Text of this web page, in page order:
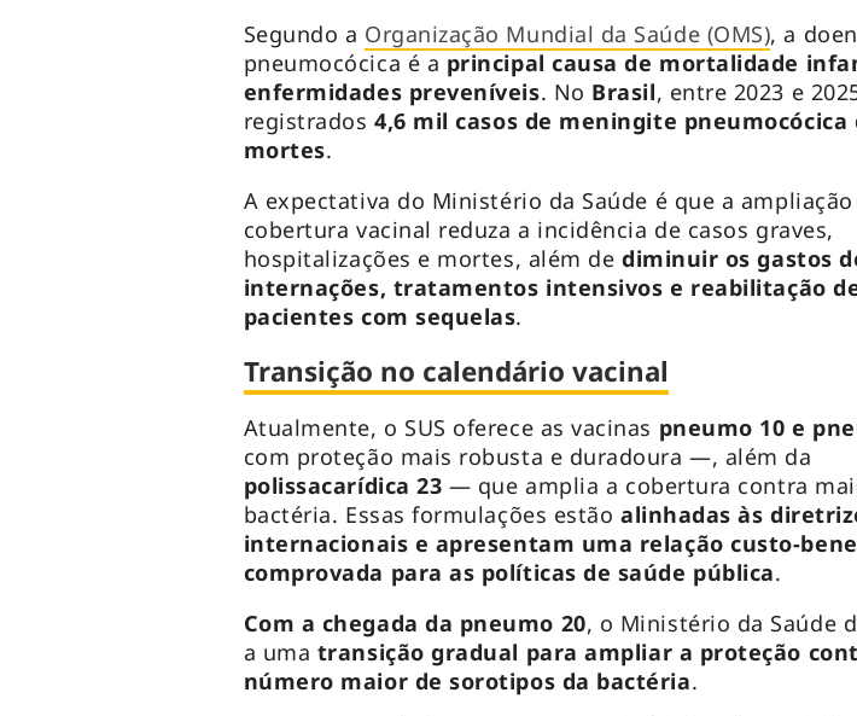
Segundo a Organização Mundial da Saúde (OMS), a
pneumocócica é a principal causa de mortalidade
enfermidades preveníveis. No Brasil, entre 2023 e
registrados4,6 mil casos de meningite pneumocócica
mortes.
A expectativa do Ministério da Saúde é que a ampliação
cobertura vacinal reduza a incidência de casos graves,
hospitalizações e mortes, além de diminuir os gastos
internações, tratamentos intensivos e reabilitação
pacientes com sequelas.
Transição no calendário vacinal
Atualmente, o SUS oferece as vacinas pneumo 10 e
com proteção mais robusta e duradoura —, além da
polissacarídica 23 — que amplia a cobertura contra
bactéria. Essas formulações estão alinhadas às
internacionais e apresentam uma relação custo-
comprovada para as políticas de saúde pública.
Com a chegada da pneumo 20, o Ministério da Saúde
a uma transição gradual para ampliar a proteção
número maior de sorotipos da bactéria.